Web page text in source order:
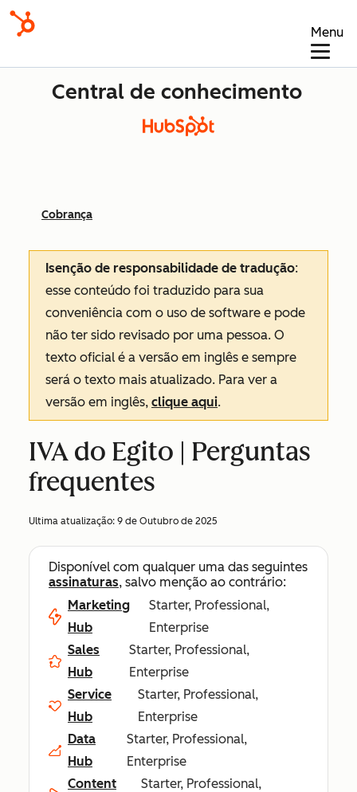
Menu
Central de conhecimento
Cobrança
Isenção de responsabilidade de tradução:
esse conteúdo foi traduzido para sua
conveniência com o uso de software e pode
não ter sido revisado por uma pessoa. O
texto oficial é a versão em inglês e sempre
será o texto mais atualizado. Para ver a
versão em inglês, clique aqui.
IVA do Egito | Perguntas
frequentes
Ultima atualização: 9 de Outubro de 2025
Disponível com qualquer uma das seguintes
assinaturas, salvo menção ao contrário:
Marketing
Hub
Starter, Professional,
Enterprise
Sales
Hub
Starter, Professional,
Enterprise
Service
Hub
Starter, Professional,
Enterprise
Data
Hub
Starter, Professional,
Enterprise
Content
Starter, Professional,